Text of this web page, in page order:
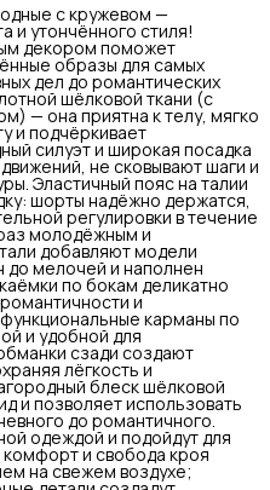
с кружевом —
и утончённого стиля!
декором поможет
образы для самых
дел до романтических
шёлковой ткани (с
— она приятна к телу, мягко
и подчёркивает
силуэт и широкая посадка
не сковывают шаги и
Эластичный пояс на талии
шорты надёжно держатся,
регулировки в течение
молодёжным и
добавляют модели
до мелочей и наполнен
по бокам деликатно
и
карманы по
и удобной для
сзади создают
лёгкость и
блеск шёлковой
и позволяет использовать
до романтичного.
одеждой и подойдут для
и свобода кроя
на свежем воздухе;